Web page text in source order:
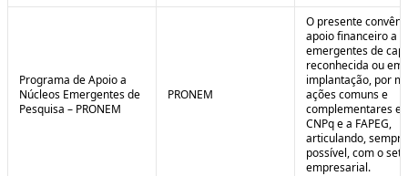
Programa de Apoio a
Núcleos Emergentes de
Pesquisa – PRONEM
PRONEM
O presente
apoio financeiro a
emergentes de
reconhecida ou em
implantação, por
ações comuns e
complementares
CNPq e a FAPEG,
articulando,
possível, com o
empresarial.